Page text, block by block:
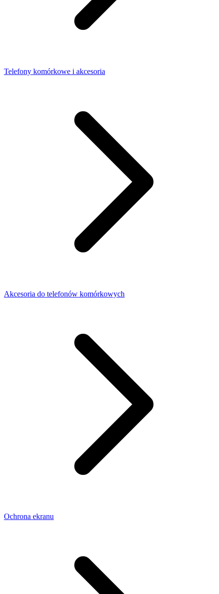
Telefony komórkowe i akcesoria
Akcesoria do telefonów komórkowych
Ochrona ekranu